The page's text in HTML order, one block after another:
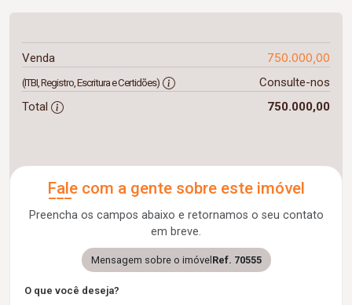
Venda 750.000,00
(ITBI, Registro, Escritura e Certidões)
Consulte-nos
Total
750.000,00
Fale com a gente sobre este imóvel
Preencha os campos abaixo e retornamos o seu contato
em breve.
Mensagem sobre o imóvelRef. 70555
O que você deseja?